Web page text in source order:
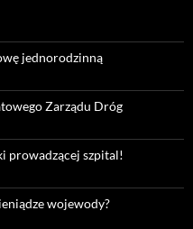
jednorodzinną
Zarządu Dróg
prowadzącej szpital!
wojewody?